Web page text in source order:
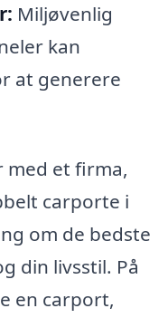
Miljøvenlig
kan
at generere
med et firma,
carporte i
om de bedste
din livsstil. På
en carport,